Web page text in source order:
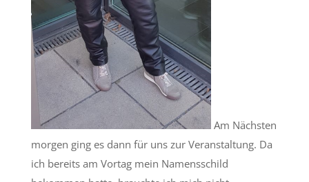
Am Nächsten
morgen ging es dann für uns zur Veranstaltung. Da
ich bereits am Vortag mein Namensschild